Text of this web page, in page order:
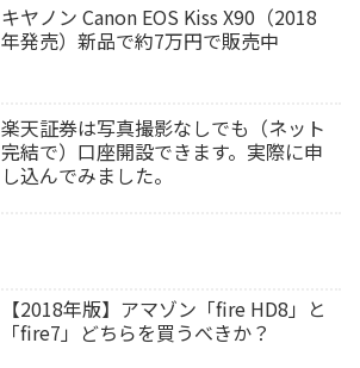
キヤノン Canon EOS Kiss X90（2018
年発売）新品で約7万円で販売中
楽天証券は写真撮影なしでも（ネット
完結で）口座開設できます。実際に申
し込んでみました。
【2018年版】アマゾン「fire HD8」と
「fire7」どちらを買うべきか？